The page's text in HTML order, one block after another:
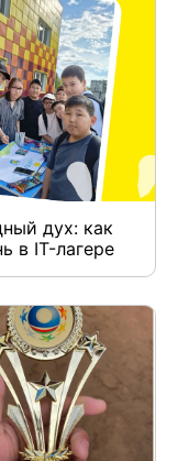
дух: как
в IT-лагере